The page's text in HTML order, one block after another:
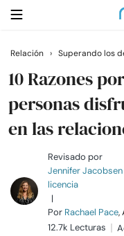
Buscar
Casarse
Relaciones
Familia
Relación › Superando los
10 Razones
personas
en las
Revisado por
Jennifer
licencia
|
Por Rachael Pace,
12.7k Lecturas